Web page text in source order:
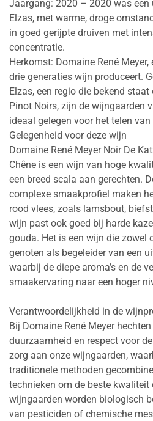
Jaargang: 2020 – 2020 was een
Elzas, met warme, droge
in goed gerijpte druiven met
concentratie.
Herkomst: Domaine René
drie generaties wijn produceert.
Elzas, een regio die bekend
Pinot Noirs, zijn de wijngaarden
ideaal gelegen voor het telen
Gelegenheid voor deze wijn
Domaine René Meyer Noir De
Chêne is een wijn van hoge
een breed scala aan gerechten.
complexe smaakprofiel maken
rood vlees, zoals lamsbout,
wijn past ook goed bij harde
gouda. Het is een wijn die zowel
genoten als begeleider van een
waarbij de diepe aroma’s en de
smaakervaring naar een hoger
Verantwoordelijkheid in de
Bij Domaine René Meyer
duurzaamheid en respect voor
zorg aan onze wijngaarden,
traditionele methoden
technieken om de beste kwaliteit
wijngaarden worden biologisch
van pesticiden of chemische